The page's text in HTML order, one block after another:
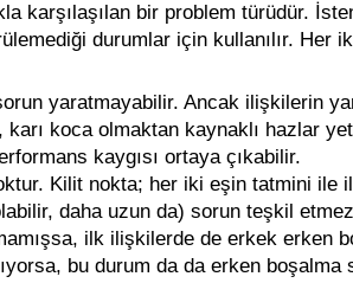
karşılaşılan bir problem türüdür.
durumlar için kullanılır. Her
yaratmayabilir. Ancak ilişkilerin
koca olmaktan kaynaklı hazlar
kaygısı ortaya çıkabilir.
Kilit nokta; her iki eşin tatmini ile
daha uzun da) sorun teşkil
ilk ilişkilerde de erkek erken
bu durum da da erken boşalma